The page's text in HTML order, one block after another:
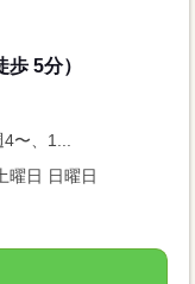
5分）
〜、1...
曜日 日曜日